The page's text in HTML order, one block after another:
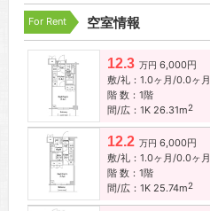
For Rent 空室情報
12.3 万円 6,000円
敷/礼：1.0ヶ月/0.0ヶ月
階 数：1階
間/広：1K 26.31m2
12.2 万円 6,000円
敷/礼：1.0ヶ月/0.0ヶ月
階 数：1階
間/広：1K 25.74m2